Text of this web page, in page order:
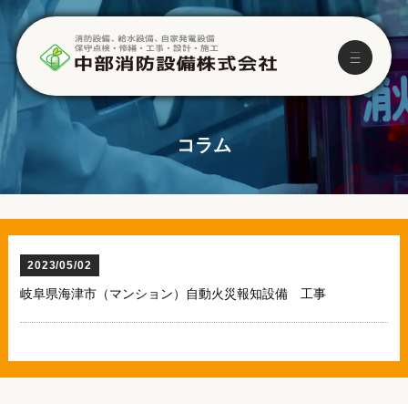
コラム
2023/05/02
岐阜県海津市（マンション）自動火災報知設備 工事